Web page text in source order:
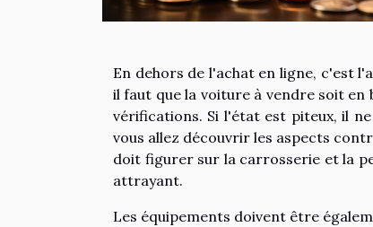
En dehors de l'achat en ligne, c'est
il faut que la voiture à vendre soit
vérifications. Si l'état est piteux, il
vous allez découvrir les aspects
doit figurer sur la carrosserie et la
attrayant.
Les équipements doivent être